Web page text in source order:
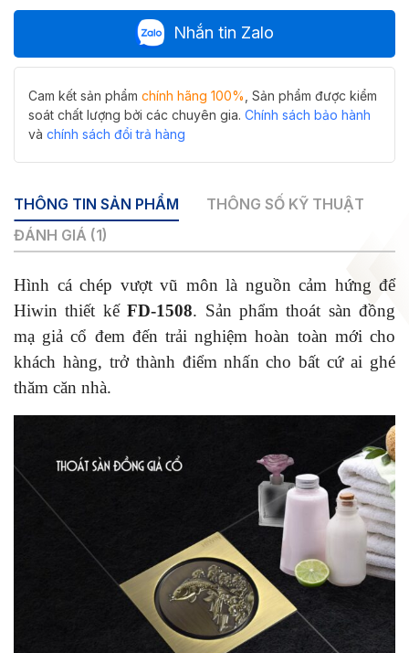
Nhắn tin Zalo
Cam kết sản phẩm chính hãng 100% , Sản phẩm được kiểm
soát chất lượng bởi các chuyên gia. Chính sách bảo hành
và chính sách đổi trả hàng
THÔNG TIN SẢN PHẨM
THÔNG SỐ KỸ THUẬT
ĐÁNH GIÁ (1)
Hình cá chép vượt vũ môn là nguồn cảm hứng để
Hiwin thiết kếFD-1508. Sản phẩm thoát sàn đồng
mạ giả cổ đem đến trải nghiệm hoàn toàn mới cho
khách hàng, trở thành điểm nhấn cho bất cứ ai ghé
thăm căn nhà.